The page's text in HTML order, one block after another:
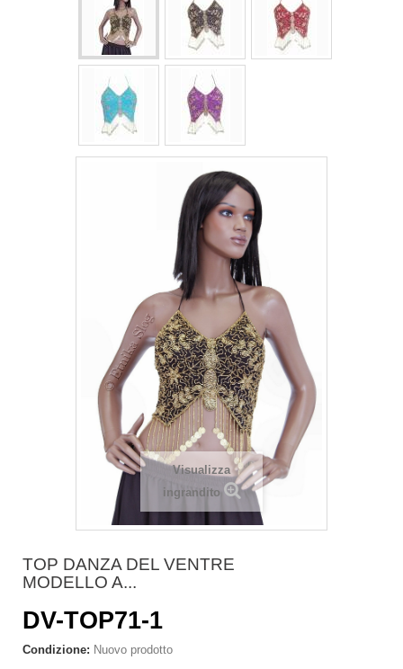
Visualizza
ingrandito
TOP DANZA DEL VENTRE
MODELLO A...
DV-TOP71-1
Condizione: Nuovo prodotto